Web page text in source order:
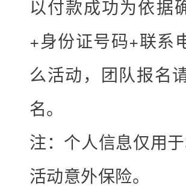
以付款成功为依据
+身份证号码+联系
么活动，团队报名
名。
注：个人信息仅用
活动意外保险。